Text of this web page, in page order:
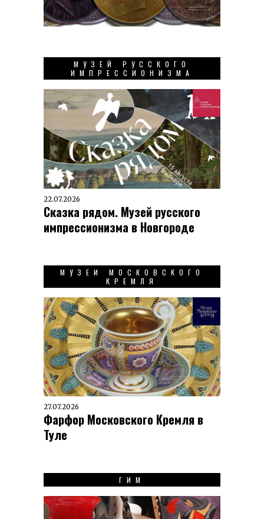
МУЗЕЙ РУССКОГО
ИМПРЕССИОНИЗМА
22.07.2026
Сказка рядом. Музей русского
импрессионизма в Новгороде
МУЗЕИ МОСКОВСКОГО
КРЕМЛЯ
27.07.2026
Фарфор Московского Кремля в
Туле
ГИМ